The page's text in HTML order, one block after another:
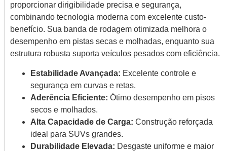
proporcionar dirigibilidade precisa e segurança,
combinando tecnologia moderna com excelente custo-
benefício. Sua banda de rodagem otimizada melhora o
desempenho em pistas secas e molhadas, enquanto sua
estrutura robusta suporta veículos pesados com eficiência.
Estabilidade Avançada: Excelente controle e
segurança em curvas e retas.
Aderência Eficiente: Ótimo desempenho em pisos
secos e molhados.
Alta Capacidade de Carga: Construção reforçada
ideal para SUVs grandes.
Durabilidade Elevada: Desgaste uniforme e maior